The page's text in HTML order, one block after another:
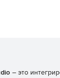
– это